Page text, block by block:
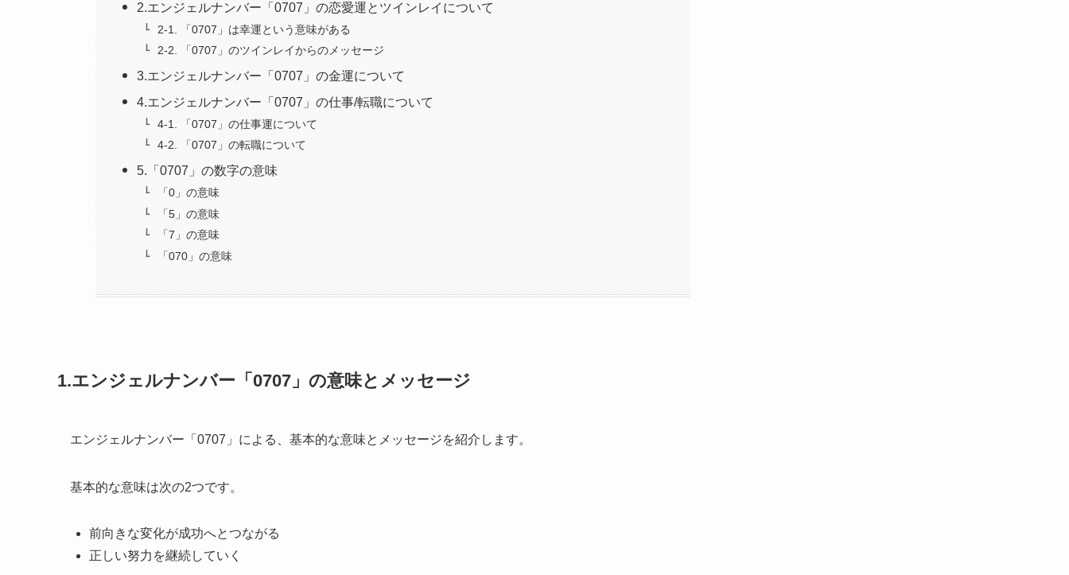
2.エンジェルナンバー「0707」の恋愛運とツインレイについて
2-1. 「0707」は幸運という意味がある
2-2. 「0707」のツインレイからのメッセージ
3.エンジェルナンバー「0707」の金運について
4.エンジェルナンバー「0707」の仕事/転職について
4-1. 「0707」の仕事運について
4-2. 「0707」の転職について
5.「0707」の数字の意味
「0」の意味
「5」の意味
「7」の意味
「070」の意味
1.エンジェルナンバー「0707」の意味とメッセージ
エンジェルナンバー「0707」による、基本的な意味とメッセージを紹介します。
基本的な意味は次の2つです。
前向きな変化が成功へとつながる
正しい努力を継続していく